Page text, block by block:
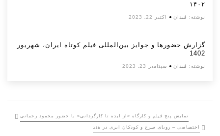
۱۴۰۲
نوشته: فیدان اکتبر 22, 2023
گزارش حضورها و جوایز بین‌المللی فیلم کوتاه ایران، شهریور
1402
نوشته: فیدان سپتامبر 23, 2023
نمایش پنج فیلم و کارگاه «از ایده تا کارگردانی» با حضور محمود رحمانی
اختصاصی – رویای سرخ و کودکان ابری در هند